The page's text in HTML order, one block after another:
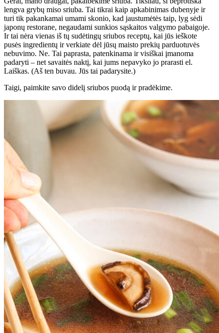
lengva grybų miso sriuba. Tai tikrai kaip apkabinimas dubenyje ir
turi tik pakankamai umami skonio, kad jaustumėtės taip, lyg sėdi
japonų restorane, negaudami sunkios sąskaitos valgymo pabaigoje.
Ir tai nėra vienas iš tų sudėtingų sriubos receptų, kai jūs ieškote
pusės ingredientų ir verkiate dėl jūsų maisto prekių parduotuvės
nebuvimo. Ne. Tai paprasta, patenkinama ir visiškai įmanoma
padaryti – net savaitės naktį, kai jums nepavyko jo prarasti el.
Laiškas. (Aš ten buvau. Jūs tai padarysite.)
Taigi, paimkite savo didelį sriubos puodą ir pradėkime.